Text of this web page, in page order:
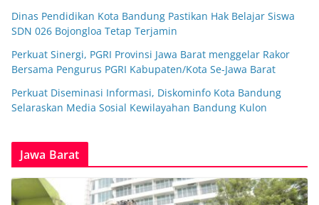
Dinas Pendidikan Kota Bandung Pastikan Hak Belajar Siswa
SDN 026 Bojongloa Tetap Terjamin
Perkuat Sinergi, PGRI Provinsi Jawa Barat menggelar Rakor
Bersama Pengurus PGRI Kabupaten/Kota Se-Jawa Barat
Perkuat Diseminasi Informasi, Diskominfo Kota Bandung
Selaraskan Media Sosial Kewilayahan Bandung Kulon
Jawa Barat